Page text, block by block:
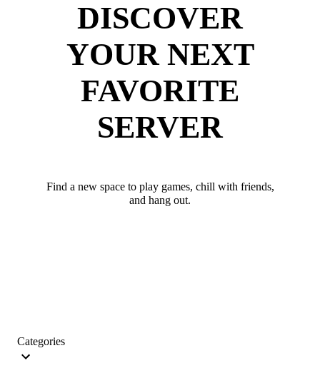
DISCOVER
YOUR NEXT
FAVORITE
SERVER
Find a new space to play games, chill with friends,
and hang out.
Categories